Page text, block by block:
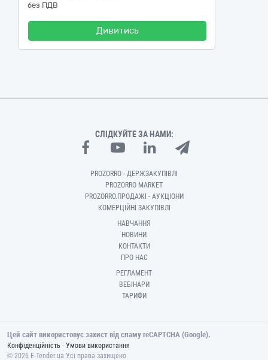
без ПДВ
Дивитись
СЛІДКУЙТЕ ЗА НАМИ:
PROZORRO - ДЕРЖЗАКУПІВЛІ
PROZORRO MARKET
PROZORRO.ПРОДАЖІ - АУКЦІОНИ
КОМЕРЦІЙНІ ЗАКУПІВЛІ
НАВЧАННЯ
НОВИНИ
КОНТАКТИ
ПРО НАС
РЕГЛАМЕНТ
ВЕБІНАРИ
ТАРИФИ
Цей сайт використовує захист від спаму reCAPTCHA (Google).
Конфіденційність - Умови використання
© 2026 E-Tender.ua Усі права захищено